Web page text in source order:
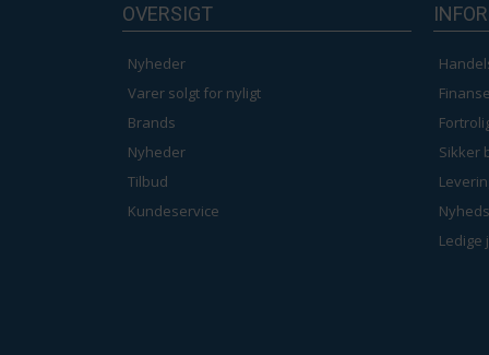
OVERSIGT
Nyheder
Varer solgt for nyligt
Brands
Nyheder
Tilbud
Kundeservice
Sikker
Ledige